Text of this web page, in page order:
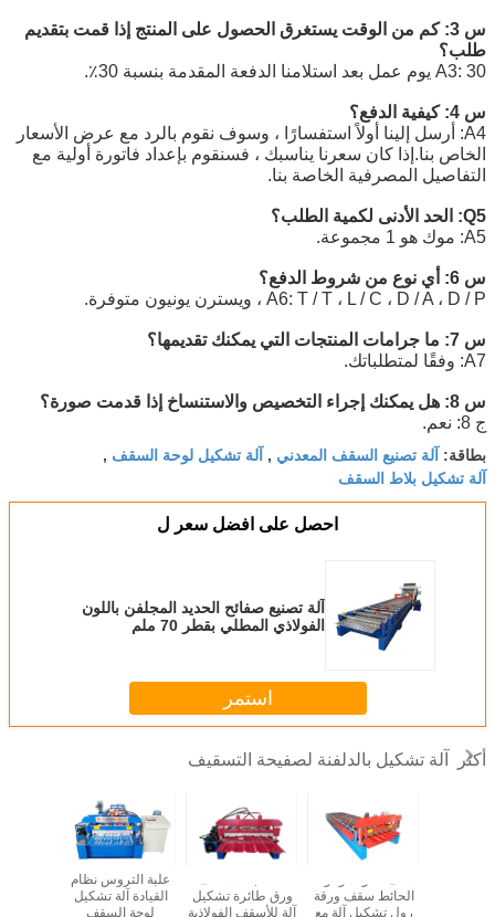
س 3:
كم من الوقت يستغرق الحصول على المنتج إذا قمت بتقديم
طلب؟
A3: 30 يوم عمل بعد استلامنا الدفعة المقدمة بنسبة 30٪.
س 4: كيفية الدفع؟
A4: أرسل إلينا أولاً استفسارًا ، وسوف نقوم بالرد مع عرض الأسعار
الخاص بنا.إذا كان سعرنا يناسبك ، فسنقوم بإعداد فاتورة أولية مع
التفاصيل المصرفية الخاصة بنا.
Q5: الحد الأدنى لكمية الطلب؟
A5: موك هو 1 مجموعة.
س 6: أي نوع من شروط الدفع؟
A6: T / T ، L / C ، D / A ، D / P ، ويسترن يونيون متوفرة.
س 7: ما جرامات المنتجات التي يمكنك تقديمها؟
A7: وفقًا لمتطلباتك.
س 8: هل يمكنك إجراء التخصيص والاستنساخ إذا قدمت صورة؟
ج 8: نعم.
بطاقة: آلة تصنيع السقف المعدني , آلة تشكيل لوحة السقف ,
آلة تشكيل بلاط السقف
احصل على افضل سعر ل
آلة تصنيع صفائح الحديد المجلفن باللون
الفولاذي المطلي بقطر 70 ملم
استمر
أكثر آلة تشكيل بالدلفنة لصفيحة التسقيف
علبة التروس نظام
القيادة آلة تشكيل
لوحة السقف
ورق طائرة تشكيل
آلة للأسقف الفولاذية
الحائط سقف ورقة
رول تشكيل آلة مع